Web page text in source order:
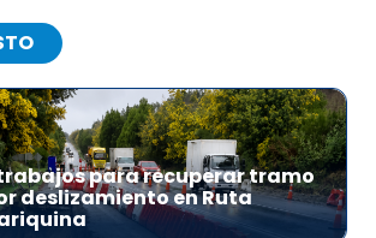
para recuperar tramo
deslizamiento en Ruta